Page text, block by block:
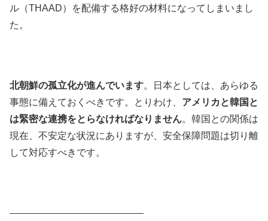
ル（THAAD）を配備する格好の材料になってしまいまし
た。
北朝鮮の孤立化が進んでいます。日本としては、あらゆる
事態に備えておくべきです。とりわけ、 アメリカと韓国と
は緊密な連携をとらなければなりません。韓国との関係は
現在、不安定な状況にありますが、安全保障問題は切り離
して対応すべきです。